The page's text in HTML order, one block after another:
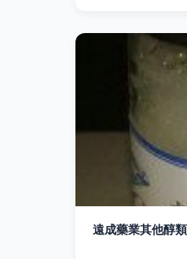
遠成藥業其他醇